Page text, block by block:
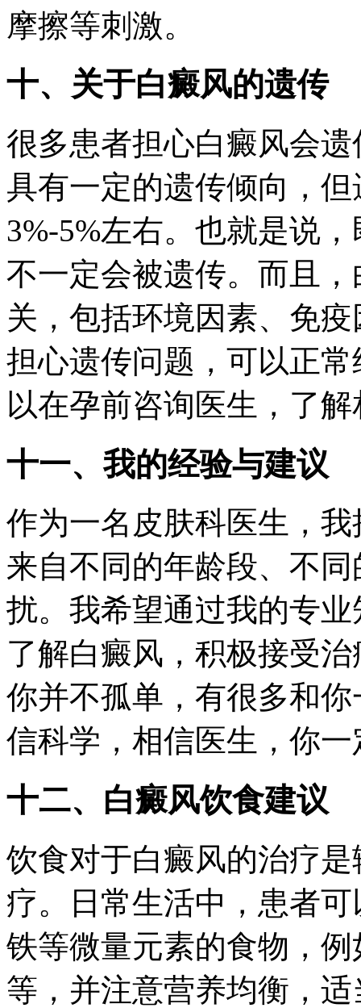
摩擦等刺激。
十、关于白癜风的遗传
很多患者担心白癜风会
具有一定的遗传倾向，
3%-5%左右。也就是说
不一定会被遗传。而且
关，包括环境因素、免
担心遗传问题，可以正
以在孕前咨询医生，了
十一、我的经验与建议
作为一名皮肤科医生，
来自不同的年龄段、不
扰。我希望通过我的专
了解白癜风，积极接受
你并不孤单，有很多和
信科学，相信医生，你
十二、白癜风饮食建议
饮食对于白癜风的治疗
疗。日常生活中，患者
铁等微量元素的食物，
等，并注意营养均衡，